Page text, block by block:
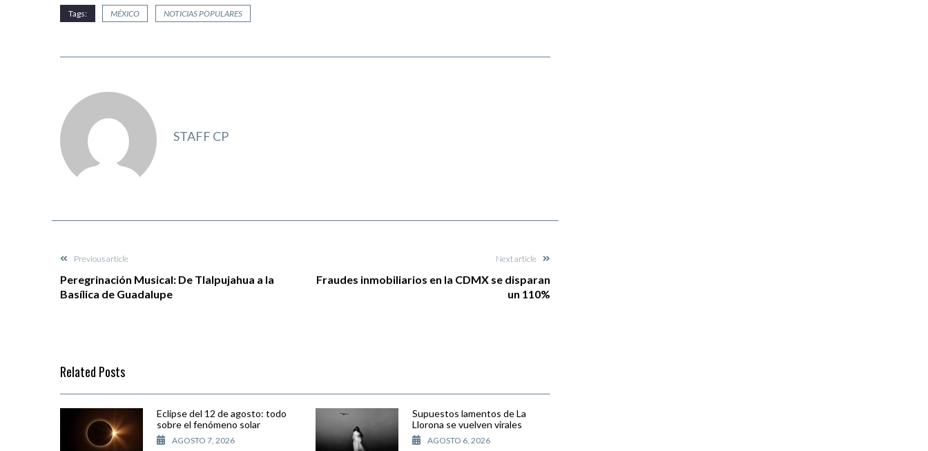
Tags: MÉXICO NOTICIAS POPULARES
STAFF CP
Previous article
Peregrinación Musical: De Tlalpujahua a la
Basílica de Guadalupe
Next article
Fraudes inmobiliarios en la CDMX se disparan
un 110%
Related Posts
Eclipse del 12 de agosto: todo
sobre el fenómeno solar
AGOSTO 7, 2026
Supuestos lamentos de La
Llorona se vuelven virales
AGOSTO 6, 2026